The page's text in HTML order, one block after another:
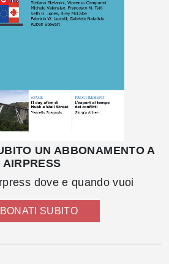
UN ABBONAMENTO A
AIRPRESS
dove e quando vuoi
SUBITO